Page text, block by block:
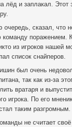
лёд и заплакал. Этот
очередь, сказал, что
команду поражением.
из игроков нашей
список снайперов.
был очень
так как из-за
вратаря и
игрока. По его
таким разгромным.
не считает